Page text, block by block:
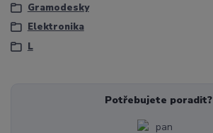
Gramodesky
Elektronika
L
Potřebujete poradit?